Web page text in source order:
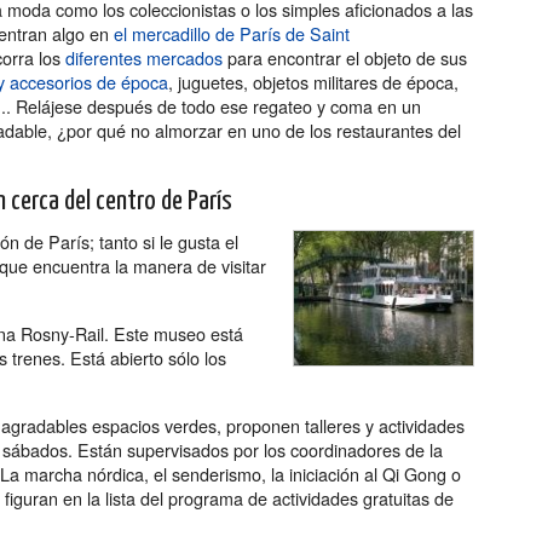
como los coleccionistas o los simples aficionados a las
algo en el mercadillo de París de Saint
losdiferentes mercadospara encontrar el objeto de sus
accesorios de época, juguetes, objetos militares de época,
Relájese después de todo ese regateo y coma en un
¿por qué no almorzar en uno de los restaurantes del
cerca del centro de París
de París; tanto si le gusta el
encuentra la manera de visitar
Rosny-Rail. Este museo está
trenes. Está abierto sólo los
espacios verdes, proponen talleres y actividades
Están supervisados por los coordinadores de la
marcha nórdica, el senderismo, la iniciación al Qi Gong o
en la lista del programa de actividades gratuitas de